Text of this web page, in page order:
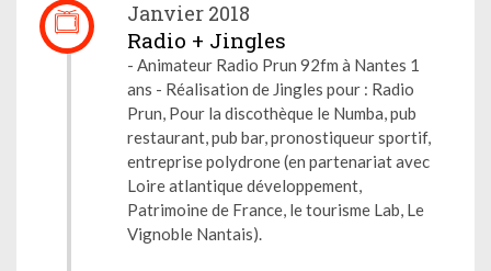
Janvier 2018
Radio + Jingles
- Animateur Radio Prun 92fm à Nantes 1
ans - Réalisation de Jingles pour : Radio
Prun, Pour la discothèque le Numba, pub
restaurant, pub bar, pronostiqueur sportif,
entreprise polydrone (en partenariat avec
Loire atlantique développement,
Patrimoine de France, le tourisme Lab, Le
Vignoble Nantais).